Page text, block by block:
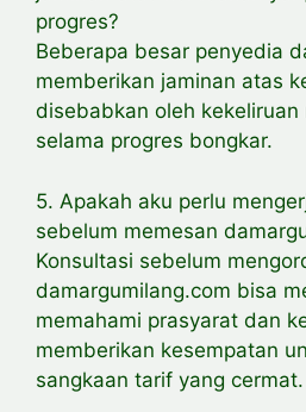
progres?
Beberapa besar penyedia
memberikan jaminan atas
disebabkan oleh kekeliruan
selama progres bongkar.
5. Apakah aku perlu
sebelum memesan
Konsultasi sebelum
damargumilang.com bisa
memahami prasyarat dan
memberikan kesempatan
sangkaan tarif yang cermat.